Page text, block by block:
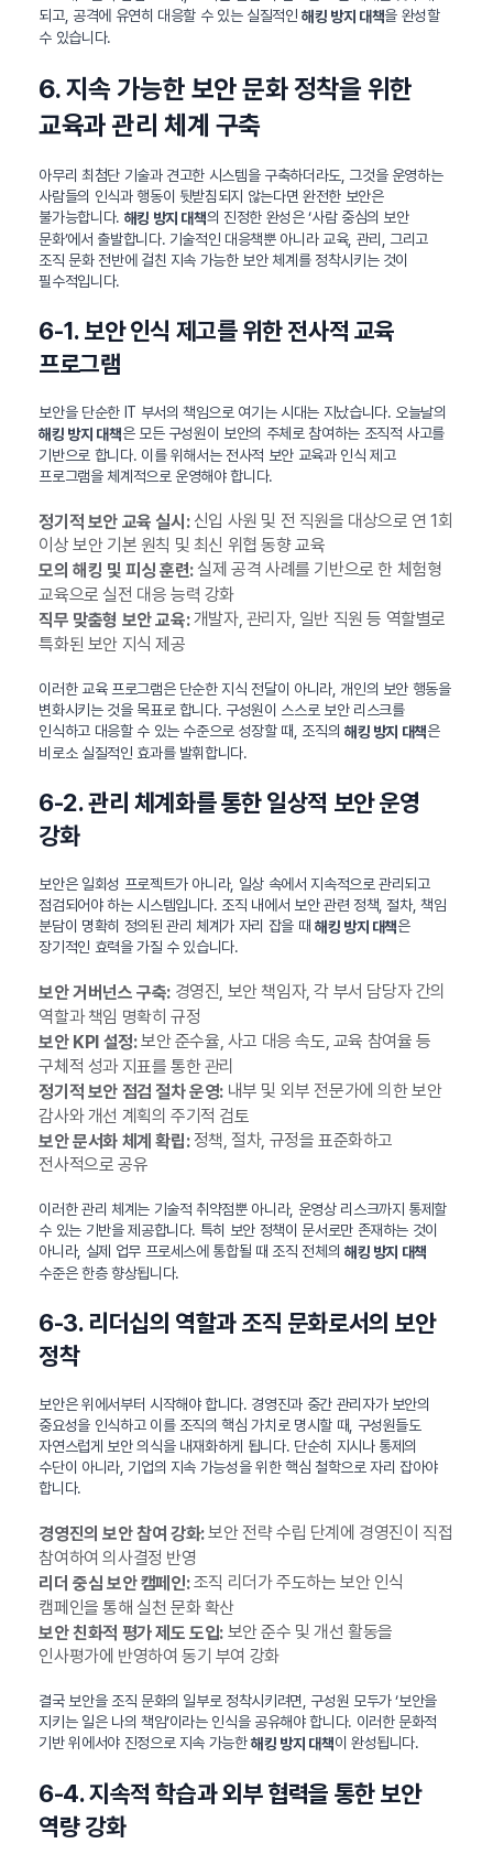
되고, 공격에 유연히 대응할 수 있는 실질적인해킹 방지 대책을 완성할
수 있습니다.
6. 지속 가능한 보안 문화 정착을 위한
교육과 관리 체계 구축
아무리 최첨단 기술과 견고한 시스템을 구축하더라도, 그것을 운영하는
사람들의 인식과 행동이 뒷받침되지 않는다면 완전한 보안은
불가능합니다. 해킹 방지 대책의 진정한 완성은 ‘사람 중심의 보안
문화’에서 출발합니다. 기술적인 대응책뿐 아니라 교육, 관리, 그리고
조직 문화 전반에 걸친 지속 가능한 보안 체계를 정착시키는 것이
필수적입니다.
6-1. 보안 인식 제고를 위한 전사적 교육
프로그램
보안을 단순한 IT 부서의 책임으로 여기는 시대는 지났습니다. 오늘날의
해킹 방지 대책은 모든 구성원이 보안의 주체로 참여하는 조직적 사고를
기반으로 합니다. 이를 위해서는 전사적 보안 교육과 인식 제고
프로그램을 체계적으로 운영해야 합니다.
정기적 보안 교육 실시:신입 사원 및 전 직원을 대상으로 연 1회
이상 보안 기본 원칙 및 최신 위협 동향 교육
모의 해킹 및 피싱 훈련:실제 공격 사례를 기반으로 한 체험형
교육으로 실전 대응 능력 강화
직무 맞춤형 보안 교육:개발자, 관리자, 일반 직원 등 역할별로
특화된 보안 지식 제공
이러한 교육 프로그램은 단순한 지식 전달이 아니라, 개인의 보안 행동을
변화시키는 것을 목표로 합니다. 구성원이 스스로 보안 리스크를
인식하고 대응할 수 있는 수준으로 성장할 때, 조직의 해킹 방지 대책은
비로소 실질적인 효과를 발휘합니다.
6-2. 관리 체계화를 통한 일상적 보안 운영
강화
보안은 일회성 프로젝트가 아니라, 일상 속에서 지속적으로 관리되고
점검되어야 하는 시스템입니다. 조직 내에서 보안 관련 정책, 절차, 책임
분담이 명확히 정의된 관리 체계가 자리 잡을 때 해킹 방지 대책은
장기적인 효력을 가질 수 있습니다.
보안 거버넌스 구축:경영진, 보안 책임자, 각 부서 담당자 간의
역할과 책임 명확히 규정
보안 KPI 설정:보안 준수율, 사고 대응 속도, 교육 참여율 등
구체적 성과 지표를 통한 관리
정기적 보안 점검 절차 운영:내부 및 외부 전문가에 의한 보안
감사와 개선 계획의 주기적 검토
보안 문서화 체계 확립:정책, 절차, 규정을 표준화하고
전사적으로 공유
이러한 관리 체계는 기술적 취약점뿐 아니라, 운영상 리스크까지 통제할
수 있는 기반을 제공합니다. 특히 보안 정책이 문서로만 존재하는 것이
아니라, 실제 업무 프로세스에 통합될 때 조직 전체의 해킹 방지 대책
수준은 한층 향상됩니다.
6-3. 리더십의 역할과 조직 문화로서의 보안
정착
보안은 위에서부터 시작해야 합니다. 경영진과 중간 관리자가 보안의
중요성을 인식하고 이를 조직의 핵심 가치로 명시할 때, 구성원들도
자연스럽게 보안 의식을 내재화하게 됩니다. 단순히 지시나 통제의
수단이 아니라, 기업의 지속 가능성을 위한 핵심 철학으로 자리 잡아야
합니다.
경영진의 보안 참여 강화:보안 전략 수립 단계에 경영진이 직접
참여하여 의사결정 반영
리더 중심 보안 캠페인:조직 리더가 주도하는 보안 인식
캠페인을 통해 실천 문화 확산
보안 친화적 평가 제도 도입:보안 준수 및 개선 활동을
인사평가에 반영하여 동기 부여 강화
결국 보안을 조직 문화의 일부로 정착시키려면, 구성원 모두가 ‘보안을
지키는 일은 나의 책임’이라는 인식을 공유해야 합니다. 이러한 문화적
기반 위에서야 진정으로 지속 가능한해킹 방지 대책이 완성됩니다.
6-4. 지속적 학습과 외부 협력을 통한 보안
역량 강화